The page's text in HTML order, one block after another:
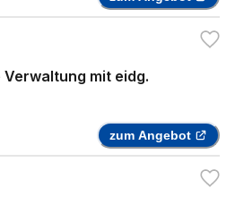
mit eidg.
zum Angebot